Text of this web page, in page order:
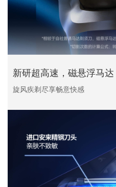
新研超高速，磁悬浮马达
旋风疾剃尽享畅意快感